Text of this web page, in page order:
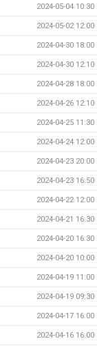
2024-05-04 10:30
2024-05-02 12:00
2024-04-30 18:00
2024-04-30 12:10
2024-04-28 18:00
2024-04-26 12:10
2024-04-25 11:30
2024-04-24 12:00
2024-04-23 20:00
2024-04-23 16:50
2024-04-22 12:00
2024-04-21 16:30
2024-04-20 16:30
2024-04-20 10:00
2024-04-19 11:00
2024-04-19 09:30
2024-04-17 16:00
2024-04-16 16:00